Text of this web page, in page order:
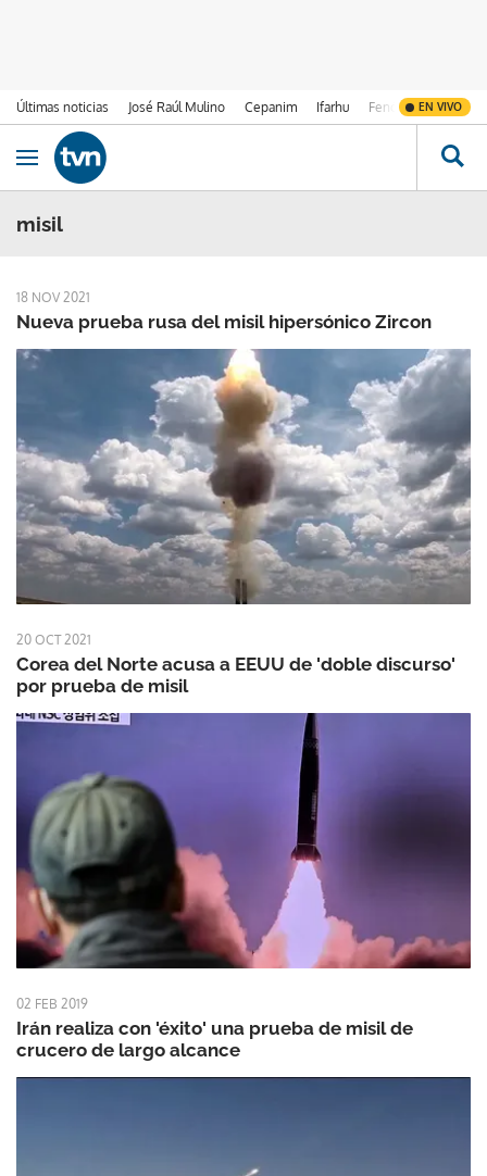
Últimas noticias José Raúl Mulino Cepanim Ifarhu Fenómeno de El
EN VIVO
Ir al contenido
Obrir navegació
misil
18 NOV 2021
Nueva prueba rusa del misil hipersónico Zircon
20 OCT 2021
Corea del Norte acusa a EEUU de 'doble discurso'
por prueba de misil
02 FEB 2019
Irán realiza con 'éxito' una prueba de misil de
crucero de largo alcance